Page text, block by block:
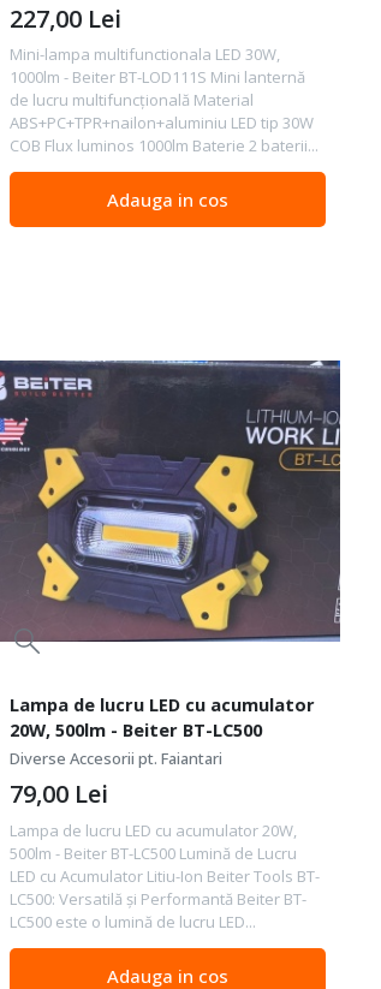
Mini-lampa multifunctionala LED 30W,
1000lm - Beiter BT-LOD111S Mini lanternă
de lucru multifuncțională Material
ABS+PC+TPR+nailon+aluminiu LED tip 30W
COB Flux luminos 1000lm Baterie 2 baterii...
227,00 Lei
Adauga in cos
Lampa de lucru LED cu acumulator
20W, 500lm - Beiter BT-LC500
Diverse Accesorii pt. Faiantari
Lampa de lucru LED cu acumulator 20W,
500lm - Beiter BT-LC500 Lumină de Lucru
LED cu Acumulator Litiu-Ion Beiter Tools BT-
LC500: Versatilă și Performantă Beiter BT-
LC500 este o lumină de lucru LED...
79,00 Lei
Adauga in cos